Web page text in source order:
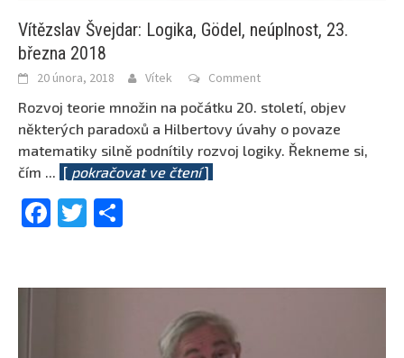
Vítězslav Švejdar: Logika, Gödel, neúplnost, 23.
března 2018
20 února, 2018 Vítek Comment
Rozvoj teorie množin na počátku 20. století, objev
některých paradoxů a Hilbertovy úvahy o povaze
matematiky silně podnítily rozvoj logiky. Řekneme si,
čím ... [ pokračovat ve čtení]
Facebook
Twitter